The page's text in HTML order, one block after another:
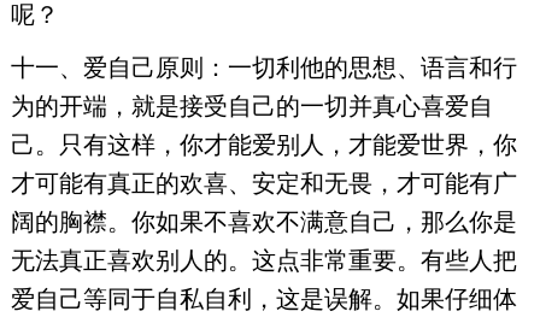
呢？
十一、爱自己原则：一切利他的思想、语言和行
为的开端，就是接受自己的一切并真心喜爱自
己。只有这样，你才能爱别人，才能爱世界，你
才可能有真正的欢喜、安定和无畏，才可能有广
阔的胸襟。你如果不喜欢不满意自己，那么你是
无法真正喜欢别人的。这点非常重要。有些人把
爱自己等同于自私自利，这是误解。如果仔细体